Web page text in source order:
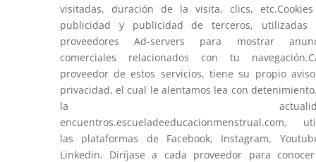
visitadas, duración de la visita, clics,
publicidad y publicidad de terceros, utilizadas
proveedores Ad-servers para mostrar
comerciales relacionados con tu
proveedor de estos servicios, tiene su propio
privacidad, el cual le alentamos lea con
la
encuentros.escueladeeducacionmenstrual.com,
las plataformas de Facebook, Instagram,
Linkedin. Diríjase a cada proveedor para